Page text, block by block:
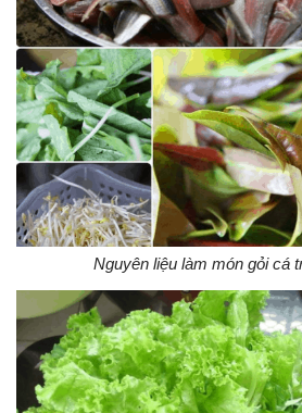
Nguyên liệu làm món gỏi cá